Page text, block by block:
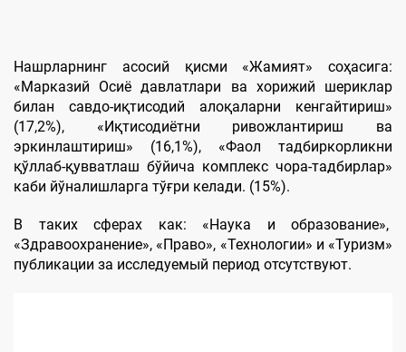
Нашрларнинг асосий қисми «Жамият» соҳасига:
«Марказий Осиё давлатлари ва хорижий шериклар
билан савдо-иқтисодий алоқаларни кенгайтириш»
(17,2%), «Иқтисодиётни ривожлантириш ва
эркинлаштириш» (16,1%), «Фаол тадбиркорликни
қўллаб-қувватлаш бўйича комплекс чора-тадбирлар»
каби йўналишларга тўғри келади. (15%).
В таких сферах как: «Наука и образование»,
«Здравоохранение», «Право», «Технологии» и «Туризм»
публикации за исследуемый период отсутствуют.